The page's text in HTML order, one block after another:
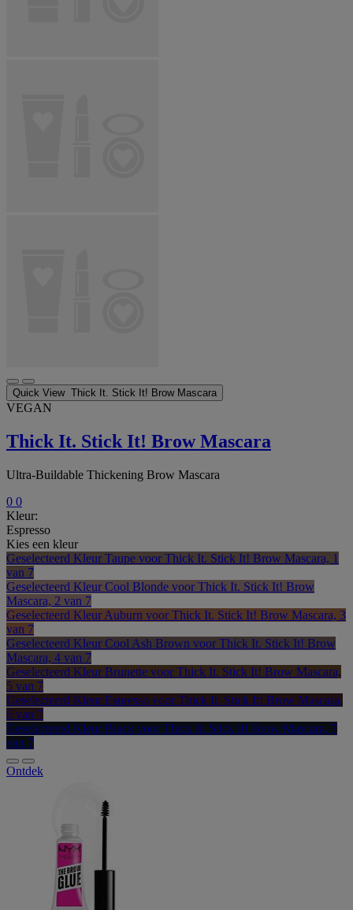
Quick View Thick It. Stick It! Brow Mascara
VEGAN
Thick It. Stick It! Brow Mascara
Ultra-Buildable Thickening Brow Mascara
0 0
Kleur:
Espresso
Kies een kleur
Geselecteerd Kleur Taupe voor Thick It. Stick It! Brow Mascara, 1
van 7
Geselecteerd Kleur Cool Blonde voor Thick It. Stick It! Brow
Mascara, 2 van 7
Geselecteerd Kleur Auburn voor Thick It. Stick It! Brow Mascara, 3
van 7
Geselecteerd Kleur Cool Ash Brown voor Thick It. Stick It! Brow
Mascara, 4 van 7
Geselecteerd Kleur Brunette voor Thick It. Stick It! Brow Mascara,
5 van 7
Geselecteerd Kleur Espresso voor Thick It. Stick It! Brow Mascara,
6 van 7
Geselecteerd Kleur Black voor Thick It. Stick It! Brow Mascara, 7
van 7
Ontdek